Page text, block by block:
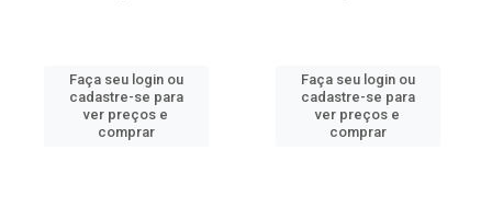
Faça seu login ou
cadastre-se para
ver preços e
comprar
Faça seu login ou
cadastre-se para
ver preços e
comprar